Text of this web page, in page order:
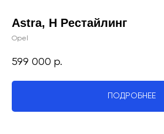
Astra, H Рестайлинг
Opel
599 000 р.
ПОДРОБНЕЕ